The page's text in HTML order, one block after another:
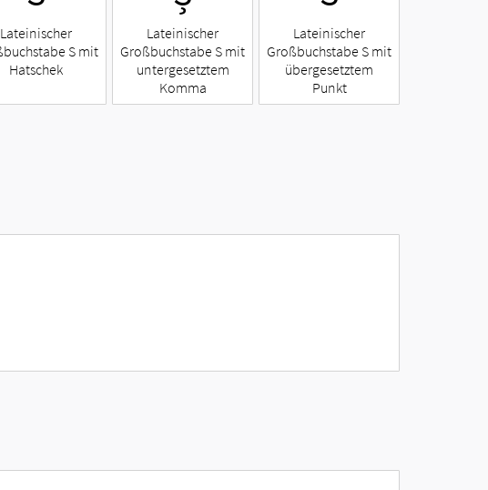
Lateinischer
S mit
Hatschek
Lateinischer
Großbuchstabe S mit
untergesetztem
Komma
Lateinischer
Großbuchstabe S mit
übergesetztem
Punkt